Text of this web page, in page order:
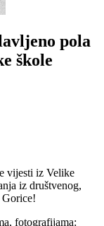
pola
škole
vijesti iz Velike
iz društvenog,
fotografijama: